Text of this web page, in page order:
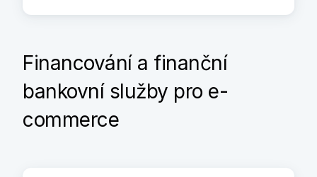
Financování a finanční
bankovní služby pro e-
commerce